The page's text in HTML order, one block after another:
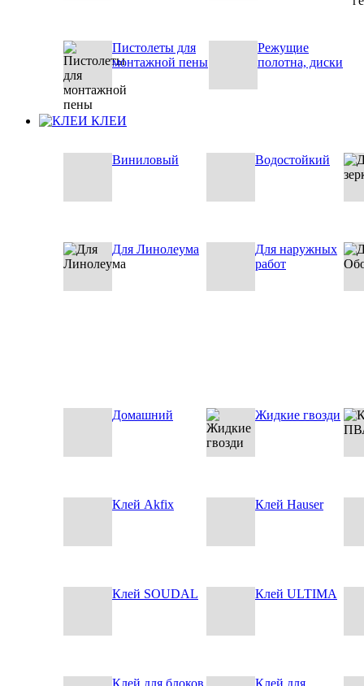
Пистолеты для
монтажной пены
Режущие
полотна, диски
КЛЕИ
Виниловый Водостойкий
Для Линолеума
Для наружных
работ
Домашний Жидкие гвозди
Клей Akfix Клей Hauser
Клей SOUDAL Клей ULTIMA
Клей для блоков Клей для